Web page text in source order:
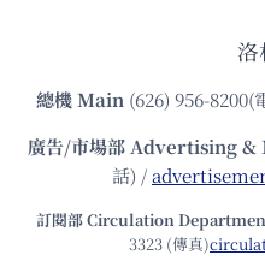
洛
總機Main (626) 956-8200(
廣告/市場部Advertising &
話) /
訂閱部 Circulation
3323 (傳真)